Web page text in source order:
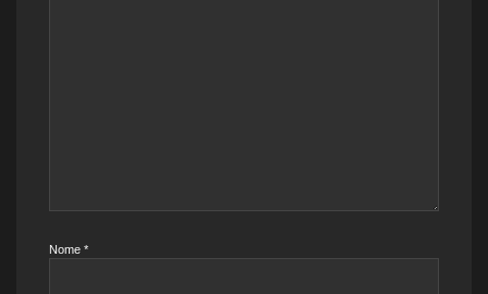
Nome *